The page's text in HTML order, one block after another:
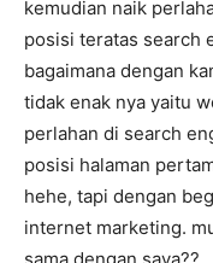
kemudian naik
posisi teratas search
bagaimana dengan
tidak enak nya yaitu
perlahan di search
posisi halaman
hehe, tapi dengan
internet marketing.